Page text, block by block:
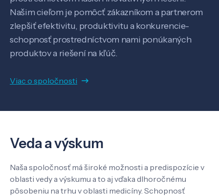
Kontakt
Našim cieľom je pomôcť zákazníkom a partnerom
zlepšiť efektivitu, produktivitu a konkurencie-
schopnosť prostredníctvom nami ponúkaných
produktov a riešení na kľúč.
Viac o spoločnosti
Veda a výskum
Naša spoločnosť má široké možnosti a predispozície v
oblasti vedy a výskumu a to aj vďaka dlhoročnému
pôsobeniu na trhu v oblasti medicíny. Schopnosť